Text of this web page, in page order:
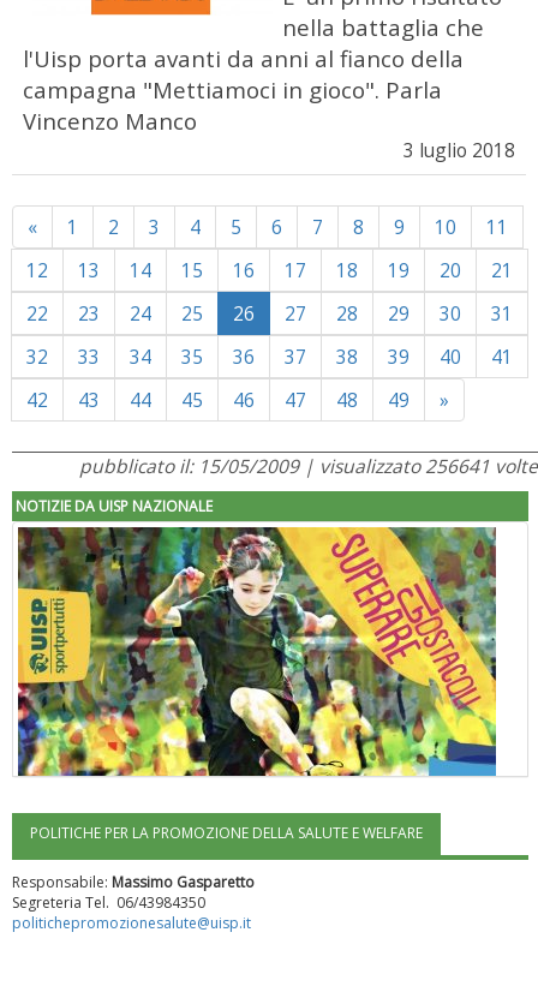
nella battaglia che
l'Uisp porta avanti da anni al fianco della
campagna "Mettiamoci in gioco". Parla
Vincenzo Manco
3 luglio 2018
«Previous
1 2 3 4 5 6 7 8 9 10
11
12
13 14 15 16 17 18 19 20
21
22
23 24 25 26 27 28 29 30
31
32
33 34 35 36 37 38 39 40
41
42
43 44 45 46 47 48 49 »
pubblicato il: 15/05/2009 | visualizzato 256641 volte
NOTIZIE DA UISP NAZIONALE
"Superare gli ostacoli": la relazione di Tiziano Pesce al CN Uisp
POLITICHE PER LA PROMOZIONE DELLA SALUTE E WELFARE
Responsabile: Massimo Gasparetto
Segreteria Tel. 06/43984350
politichepromozionesalute@uisp.it